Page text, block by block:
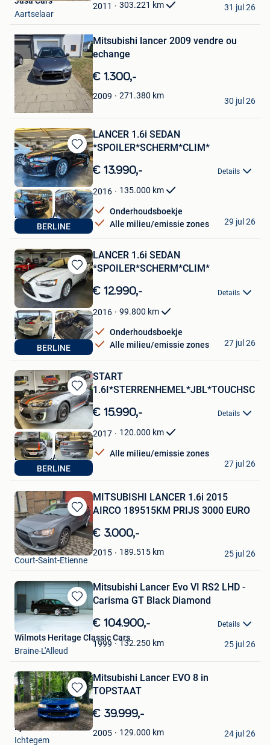
Favorieten
2011 303.221 km
Aartselaar
31 jul 26
Mijn
Favorieten
Mitsubishi lancer 2009 vendre ou
echange
€ 1.300,-
2009 271.380 km
Christophe Di Vito
Manage
30 jul 26
Bewaren
in
Mijn
Favorieten
BERLINE
LANCER 1.6i SEDAN
*SPOILER*SCHERM*CLIM*
€ 13.990,- Details
2016 135.000 km
Onderhoudsboekje
Alle milieu/emissie zones
BELUXE CARS
Auvelais
29 jul 26
Bewaren
in
Mijn
Favorieten
BERLINE
LANCER 1.6i SEDAN
*SPOILER*SCHERM*CLIM*
€ 12.990,- Details
2016 99.800 km
Onderhoudsboekje
Alle milieu/emissie zones
BELUXE CARS
Auvelais
27 jul 26
Bewaren
in
Mijn
Favorieten
BERLINE
START
€ 15.990,- Details
2017 120.000 km
Alle milieu/emissie zones
BELUXE CARS
Auvelais
27 jul 26
Bewaren
in
Mijn
Favorieten
MITSUBISHI LANCER 1.6i 2015
AIRCO 189515KM PRIJS 3000 EURO
€ 3.000,-
2015 189.515 km
RH CAR
Court-Saint-Etienne
25 jul 26
Bewaren
in
Favorieten
Mitsubishi Lancer Evo VI RS2 LHD -
Carisma GT Black Diamond
€ 104.900,- Details
1999 132.250 km
Wilmots Heritage Classic Cars
Braine-L'Alleud
25 jul 26
Bewaren
in
Mijn
Favorieten
Mitsubishi Lancer EVO 8 in
TOPSTAAT
€ 39.999,-
2005 129.000 km
Bjorn
Ichtegem
24 jul 26